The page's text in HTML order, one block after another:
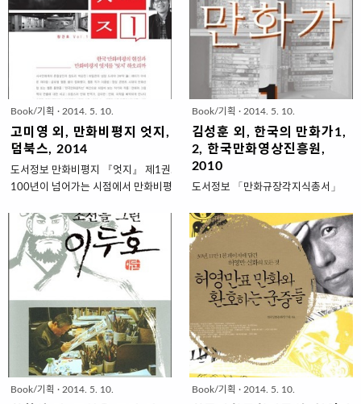
http://www.aladin.co.kr/shop/wproduct.aspx?
ItemId=128924473http://www.yes24.com/24/goods/57950247?
Pcode=009 이상무1972년 발..
작 애니메이션을 제작했으며 출판, 방
송, 게임, 캐릭터 사업 등 다양한 영역
에서 한국 만화의 발전을 꾀하고 있
다. 최근에는 미국의 워너브라더스사
의 주요 캐릭터 라이선싱 사업 계약을
체결하면서 콘텐츠 라이선싱 기업으
로서는 국내 최고로 우뚝 설 전망이
다. 이런 대원그룹이 있기까지는
1960년대에 만화가로 입문하여 국내
만화 산업의 기반을 구축해온 정욱 회
장의 도전과 의지의 역사가 있었다.
걸어온 길을 반추하는 것은 한국의 만
화가 겪어온 명암의 역사를 되돌아보
는 ..
Book/기획 · 2014. 5. 10.
고미영 외, 만화비평지 엇지, 01호, 팬
덤북스, 2014
도서정보 만화비평지 『엇지』 제1권. 한국만화
100년이 넘어가는 시점에서 만화비평문화에 대한
화읽기, 평론, 발언대, 리뷰 등으로 구성되어있고, 세
계적으로 이슈가 되고 있는 한국웹툰의 현황부터 한
국만화의 근현대사를 아우르는 주제 등 다양한 만화
문화에 대한 비평이 실려있다. 구매정보 저자 고미
영, 김경임, 김상희, 김성훈, 김정영|팬덤북스
|2014.04.23 페이지 180|ISBN
9788994792811|판형 규격외 변형 가격 |
12,000원
http://book.naver.com/bookdb/book_detail.nhn?
bid=7518916&sug=thumb 목차 프롤로그 : 만화
비평지《엇지》창간 인사 - 창간 기념 떼담 한국 만
Book/기획 · 2014. 5. 10.
김성훈 외, 한국의 만화가1,
2, 한국만화영상진흥원,
2010
도서정보 「만화규장각지식총서」
권. 2009년 2월 부천만화정보센터
(현 한국만화영상진흥원)에서 ‘한국만
화를 대표하는 생존 작가 20인’에 대
해 설문조사하여 선정한 이두호, 이현
세, 김수정, 황미나, 이상무, 이충호,
김동화, 윤태호, 강도하, 박재동 등 우
리 시대를 대표하는 한국만화가 20인
과의 인터뷰를 실었다. 저자인 김성
훈, 박석환, 서찬휘가 만화가들과 함
께 한국만화의 성장과 미래에 대해 논
의한다. 인터뷰에 동행한 웹툰 작가가
Book/기획 · 2014. 5. 10. Book/기획 · 2014. 5. 10.